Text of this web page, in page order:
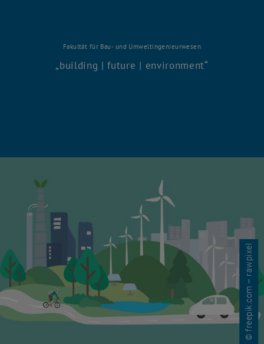
Fakultät für Bau- und Umweltingenieurwesen
building | future | environment
© freepik.com – rawpixel